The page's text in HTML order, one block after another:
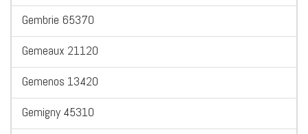
Gembrie 65370
Gemeaux 21120
Gemenos 13420
Gemigny 45310